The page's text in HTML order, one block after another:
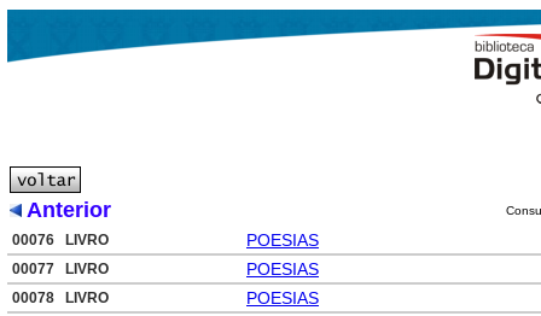
Anterior
00076 LIVRO POESIAS
00077 LIVRO POESIAS
00078 LIVRO POESIAS